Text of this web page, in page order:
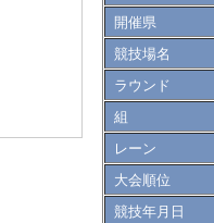
開催県
競技場名
ラウンド
組
レーン
大会順位
競技年月日